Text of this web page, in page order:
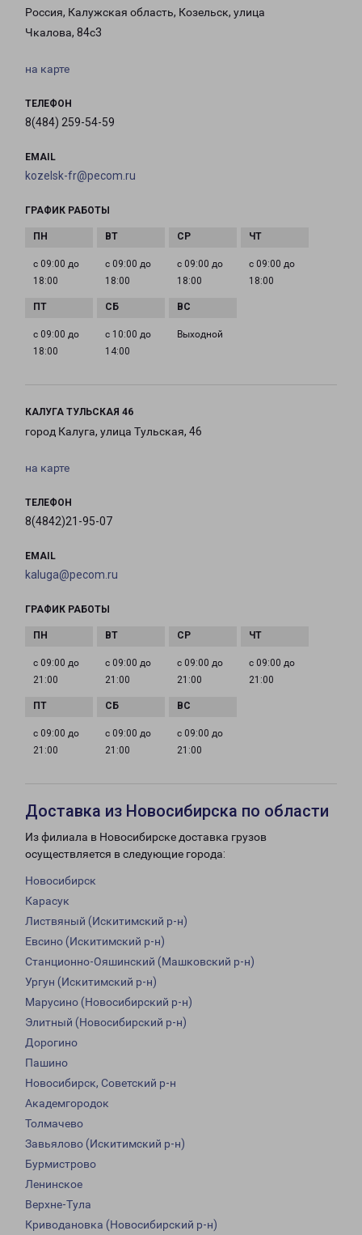
Россия, Калужская область, Козельск, улица
Чкалова, 84с3
на карте
ТЕЛЕФОН
8(484) 259-54-59
EMAIL
kozelsk-fr@pecom.ru
ГРАФИК РАБОТЫ
с 09:00 до
18:00
с 09:00 до
18:00
с 09:00 до
18:00
с 09:00 до
18:00
с 09:00 до
18:00
с 10:00 до
14:00
Выходной
КАЛУГА ТУЛЬСКАЯ 46
город Калуга, улица Тульская, 46
на карте
ТЕЛЕФОН
8(4842)21-95-07
EMAIL
kaluga@pecom.ru
ГРАФИК РАБОТЫ
с 09:00 до
21:00
с 09:00 до
21:00
с 09:00 до
21:00
с 09:00 до
21:00
с 09:00 до
21:00
с 09:00 до
21:00
с 09:00 до
21:00
Доставка из Новосибирска по области
Из филиала в Новосибирске доставка грузов
осуществляется в следующие города:
Новосибирск
Карасук
Листвяный (Искитимский р-н)
Евсино (Искитимский р-н)
Станционно-Ояшинский (Машковский р-н)
Ургун (Искитимский р-н)
Марусино (Новосибирский р-н)
Элитный (Новосибирский р-н)
Дорогино
Пашино
Новосибирск, Советский р-н
Академгородок
Толмачево
Завьялово (Искитимский р-н)
Бурмистрово
Ленинское
Верхне-Тула
Криводановка (Новосибирский р-н)